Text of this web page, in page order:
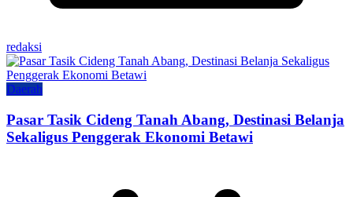
redaksi
Daerah
Pasar Tasik Cideng Tanah Abang, Destinasi Belanja
Sekaligus Penggerak Ekonomi Betawi